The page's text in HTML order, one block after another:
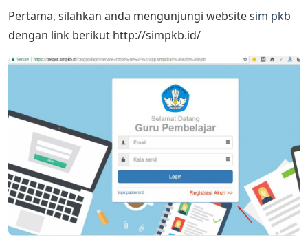
Pertama, silahkan anda mengunjungi websitesim pkb
dengan link berikut http://simpkb.id/